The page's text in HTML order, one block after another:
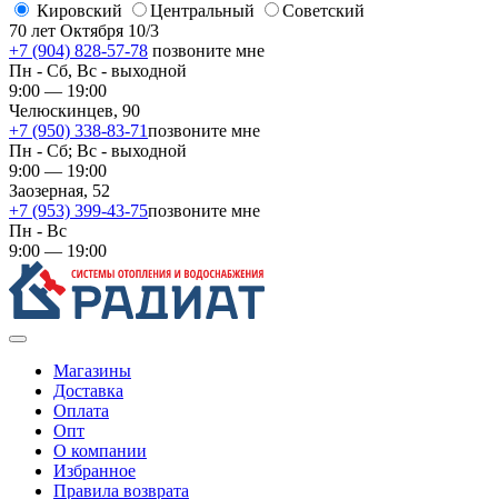
Кировский
​Центральный
​Советский
70 лет Октября 10/3
+7 (904) 828-57-78 позвоните мне
Пн - Сб, Вс - выходной
9:00 — 19:00
Челюскинцев, 90
+7 (950) 338-83-71позвоните мне
Пн - Сб; Вс - выходной
9:00 — 19:00
Заозерная, 52
+7 (953) 399-43-75позвоните мне
Пн - Вс
9:00 — 19:00
Магазины
Доставка
Оплата
Опт
О компании
Избранное
Правила возврата